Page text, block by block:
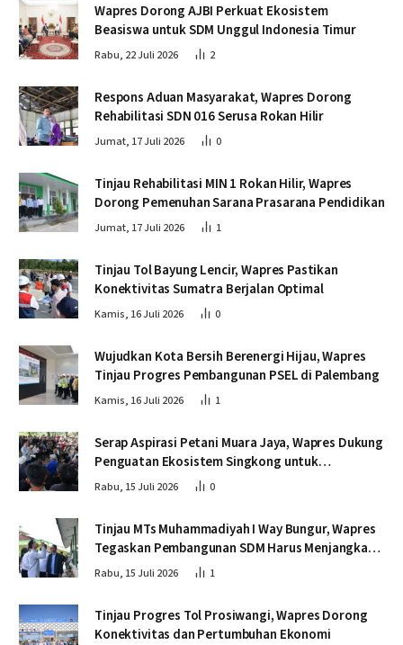
Wapres Dorong AJBI Perkuat Ekosistem
Beasiswa untuk SDM Unggul Indonesia Timur
Rabu, 22 Juli 2026 2
Respons Aduan Masyarakat, Wapres Dorong
Rehabilitasi SDN 016 Serusa Rokan Hilir
Jumat, 17 Juli 2026 0
Tinjau Rehabilitasi MIN 1 Rokan Hilir, Wapres
Dorong Pemenuhan Sarana Prasarana Pendidikan
Jumat, 17 Juli 2026 1
Tinjau Tol Bayung Lencir, Wapres Pastikan
Konektivitas Sumatra Berjalan Optimal
Kamis, 16 Juli 2026 0
Wujudkan Kota Bersih Berenergi Hijau, Wapres
Tinjau Progres Pembangunan PSEL di Palembang
Kamis, 16 Juli 2026 1
Serap Aspirasi Petani Muara Jaya, Wapres Dukung
Penguatan Ekosistem Singkong untuk
Swasembada Pangan
Rabu, 15 Juli 2026 0
Tinjau MTs Muhammadiyah I Way Bungur, Wapres
Tegaskan Pembangunan SDM Harus Menjangkau
Seluruh Sekolah
Rabu, 15 Juli 2026 1
Tinjau Progres Tol Prosiwangi, Wapres Dorong
Konektivitas dan Pertumbuhan Ekonomi